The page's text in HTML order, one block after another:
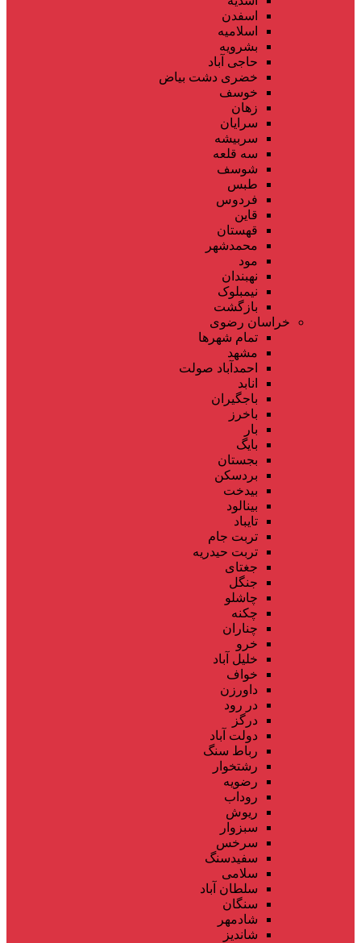
اسفدن
اسلامیه
بشرویه
حاجی آباد
خضری دشت بیاض
خوسف
زهان
سرایان
سربیشه
سه قلعه
شوسف
طبس
فردوس
قاین
قهستان
محمدشهر
مود
نهبندان
نیمبلوک
بازگشت
خراسان رضوی
تمام شهر‌ها
مشهد
احمدآباد صولت
انابد
باجگیران
باخرز
بار
بایگ
بجستان
بردسکن
بیدخت
بینالود
تایباد
تربت جام
تربت حیدریه
جغتای
جنگل
چاشلو
چکنه
چناران
خرو
خلیل آباد
خواف
داورزن
در رود
درگز
دولت آباد
رباط سنگ
رشتخوار
رضویه
روداب
ریوش
سبزوار
سرخس
سفیدسنگ
سلامی
سلطان آباد
سنگان
شادمهر
شاندیز